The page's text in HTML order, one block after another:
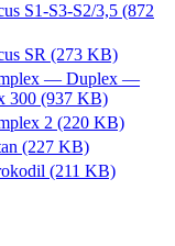
S1-S3-S2/3,5 (872
SR (273 KB)
— Duplex —
300 (937 KB)
2 (220 KB)
(227 KB)
(211 KB)